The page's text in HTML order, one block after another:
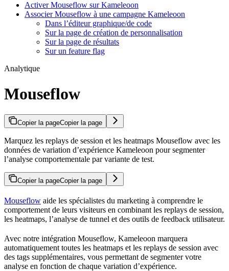
Activer Mouseflow sur Kameleoon
Associer Mouseflow à une campagne Kameleoon
Dans l’éditeur graphique/de code
Sur la page de création de personnalisation
Sur la page de résultats
Sur un feature flag
Analytique
Mouseflow
Copier la pageCopier la page
Marquez les replays de session et les heatmaps Mouseflow avec les
données de variation d’expérience Kameleoon pour segmenter
l’analyse comportementale par variante de test.
Copier la pageCopier la page
Mouseflow aide les spécialistes du marketing à comprendre le
comportement de leurs visiteurs en combinant les replays de session,
les heatmaps, l’analyse de tunnel et des outils de feedback utilisateur.
Avec notre intégration Mouseflow, Kameleoon marquera
automatiquement toutes les heatmaps et les replays de session avec
des tags supplémentaires, vous permettant de segmenter votre
analyse en fonction de chaque variation d’expérience.